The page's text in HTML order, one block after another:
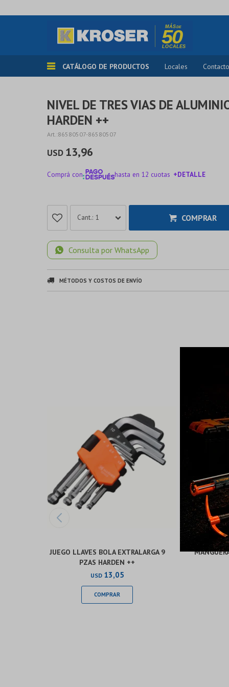
CATÁLOGO DE PRODUCTOS Locales Contacto
NIVEL DE TRES VIAS DE
HARDEN ++
86580507-86580507
USD 13,96
Comprá con hasta en 12 cuotas +DETALLE
1 COMPRAR
Consulta por WhatsApp
MÉTODOS Y COSTOS DE ENVÍO
JUEGO LLAVES BOLA EXTRALARGA 9
PZAS HARDEN ++
USD 13,05